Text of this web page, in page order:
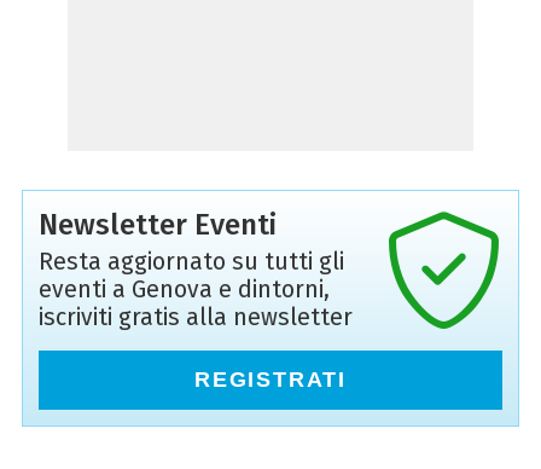
Newsletter Eventi
Resta aggiornato su tutti gli
eventi a Genova e dintorni,
iscriviti gratis alla newsletter
REGISTRATI